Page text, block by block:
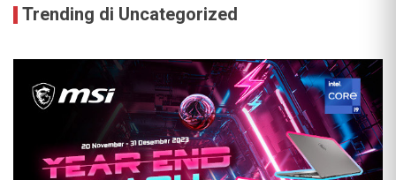
Trending di Uncategorized